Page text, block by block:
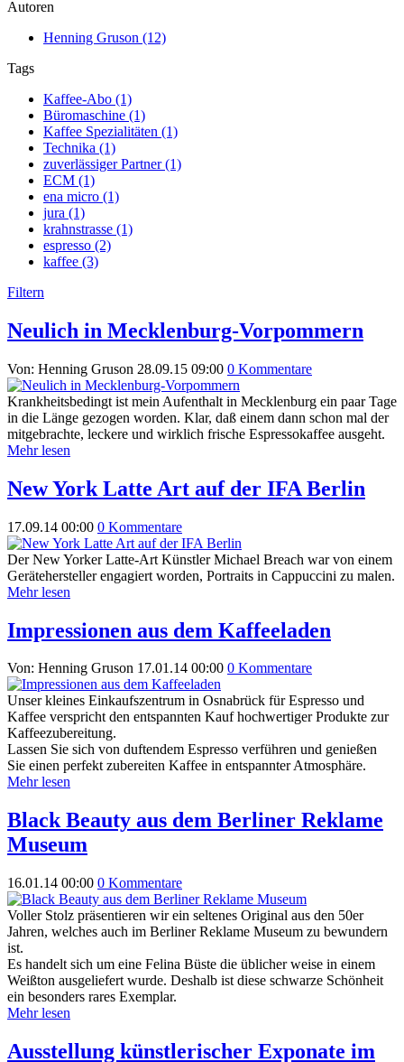
Autoren
Henning Gruson (12)
Tags
Kaffee-Abo (1)
Büromaschine (1)
Kaffee Spezialitäten (1)
Technika (1)
zuverlässiger Partner (1)
ECM (1)
ena micro (1)
jura (1)
krahnstrasse (1)
espresso (2)
kaffee (3)
Filtern
Neulich in Mecklenburg-Vorpommern
Von: Henning Gruson 28.09.15 09:00 0 Kommentare
Krankheitsbedingt ist mein Aufenthalt in Mecklenburg ein paar Tage
in die Länge gezogen worden. Klar, daß einem dann schon mal der
mitgebrachte, leckere und wirklich frische Espressokaffee ausgeht.
Mehr lesen
New York Latte Art auf der IFA Berlin
17.09.14 00:00 0 Kommentare
Der New Yorker Latte-Art Künstler Michael Breach war von einem
Gerätehersteller engagiert worden, Portraits in Cappuccini zu malen.
Mehr lesen
Impressionen aus dem Kaffeeladen
Von: Henning Gruson 17.01.14 00:00 0 Kommentare
Unser kleines Einkaufszentrum in Osnabrück für Espresso und
Kaffee verspricht den entspannten Kauf hochwertiger Produkte zur
Kaffeezubereitung.
Lassen Sie sich von duftendem Espresso verführen und genießen
Sie einen perfekt zubereiten Kaffee in entspannter Atmosphäre.
Mehr lesen
Black Beauty aus dem Berliner Reklame
Museum
16.01.14 00:00 0 Kommentare
Voller Stolz präsentieren wir ein seltenes Original aus den 50er
Jahren, welches auch im Berliner Reklame Museum zu bewundern
ist.
Es handelt sich um eine Felina Büste die üblicher weise in einem
Weißton ausgeliefert wurde. Deshalb ist diese schwarze Schönheit
ein besonders rares Exemplar.
Mehr lesen
Ausstellung künstlerischer Exponate im